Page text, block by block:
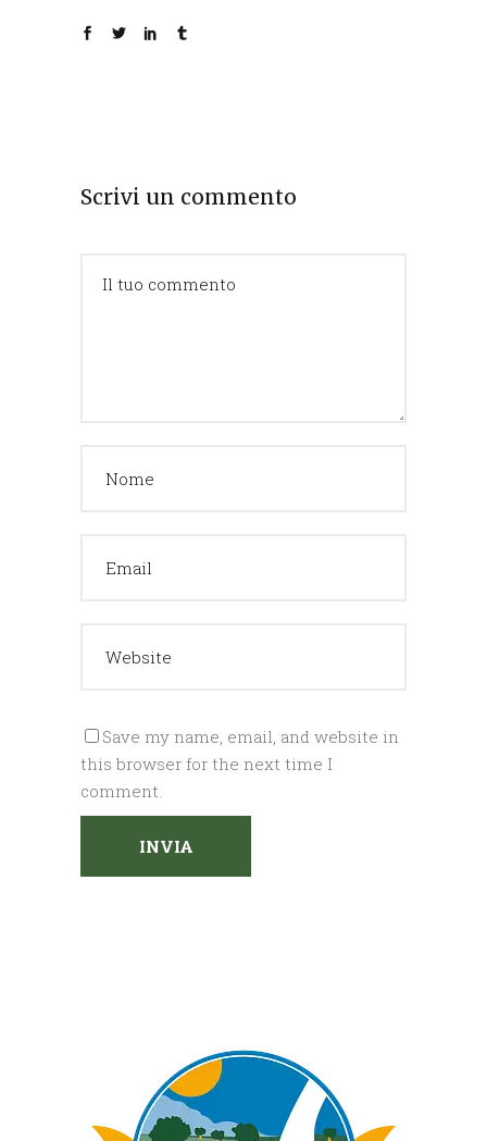
Scrivi un commento
Save my name, email, and website in
this browser for the next time I
comment.